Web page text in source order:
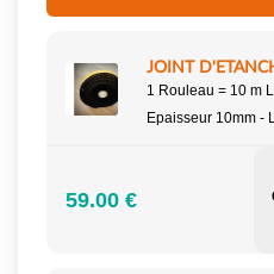
JOINT
1 Rouleau = 10 m
Epaisseur 10mm -
59.00 €